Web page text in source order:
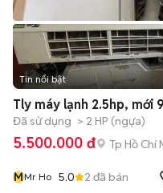
Tin nổi bật
Tly máy lạnh 2.5hp,
Đã sử dụng > 2 HP (ngựa)
5.500.000 đ Tp Hồ Chí
MMr Ho 5.0 2 đã bán